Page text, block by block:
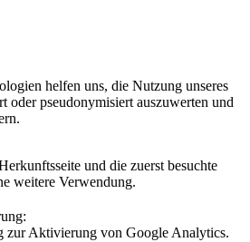
helfen uns, die Nutzung unseres
oder pseudonymisiert auszuwerten und
und die zuerst besuchte
weitere Verwendung.
zur Aktivierung von Google Analytics.